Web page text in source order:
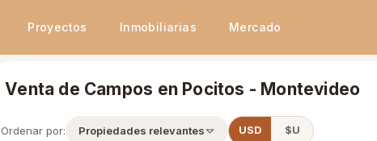
Proyectos Inmobiliarias Mercado
Venta de Campos en Pocitos - Montevideo
Ordenar por: Propiedades relevantes USD $U